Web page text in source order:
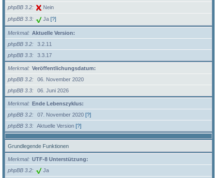
phpBB 3.2
Nein
phpBB 3.3 Ja [?]
Merkmal
Aktuelle Version:
phpBB 3.2
3.2.11
phpBB 3.3
3.3.17
Merkmal
Veröffentlichungsdatum:
phpBB 3.2
06. November 2020
phpBB 3.3
06. Juni 2026
Merkmal
Ende Lebenszyklus:
phpBB 3.2
07. November 2020 [?]
phpBB 3.3
Aktuelle Version [?]
Grundlegende Funktionen
Merkmal
UTF-8 Unterstützung:
phpBB 3.2
Ja